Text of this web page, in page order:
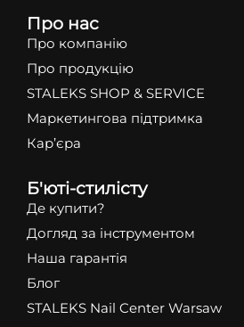
Про нас
Про компанію
Про продукцію
STALEKS SHOP & SERVICE
Маркетингова підтримка
Кар’єра
Б'юті-стилісту
Де купити?
Догляд за інструментом
Наша гарантія
Блог
STALEKS Nail Center Warsaw